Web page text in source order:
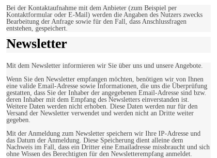
Bei der Kontaktaufnahme mit dem Anbieter (zum Beispiel per
Kontaktformular oder E-Mail) werden die Angaben des Nutzers zwecks
Bearbeitung der Anfrage sowie für den Fall, dass Anschlussfragen
entstehen, gespeichert.
Newsletter
Mit dem Newsletter informieren wir Sie über uns und unsere Angebote.
Wenn Sie den Newsletter empfangen möchten, benötigen wir von Ihnen
eine valide Email-Adresse sowie Informationen, die uns die Überprüfung
gestatten, dass Sie der Inhaber der angegebenen Email-Adresse sind bzw.
deren Inhaber mit dem Empfang des Newsletters einverstanden ist.
Weitere Daten werden nicht erhoben. Diese Daten werden nur für den
Versand der Newsletter verwendet und werden nicht an Dritte weiter
gegeben.
Mit der Anmeldung zum Newsletter speichern wir Ihre IP-Adresse und
das Datum der Anmeldung. Diese Speicherung dient alleine dem
Nachweis im Fall, dass ein Dritter eine Emailadresse missbraucht und sich
ohne Wissen des Berechtigten für den Newsletterempfang anmeldet.